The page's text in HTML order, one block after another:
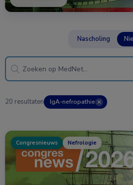
Nascholing
20 resultaten IgA-nefropathie ✕
Congresnieuws Nefrologie